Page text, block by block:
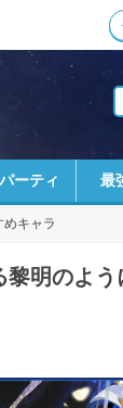
ーティ 最
キャラ
黎明のよ